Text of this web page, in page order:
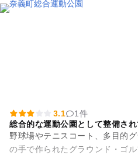
3.1
1件
総合的な運動公園として整備され
野球場やテニスコート、多目的
の手で作られたグラウンド・ゴ